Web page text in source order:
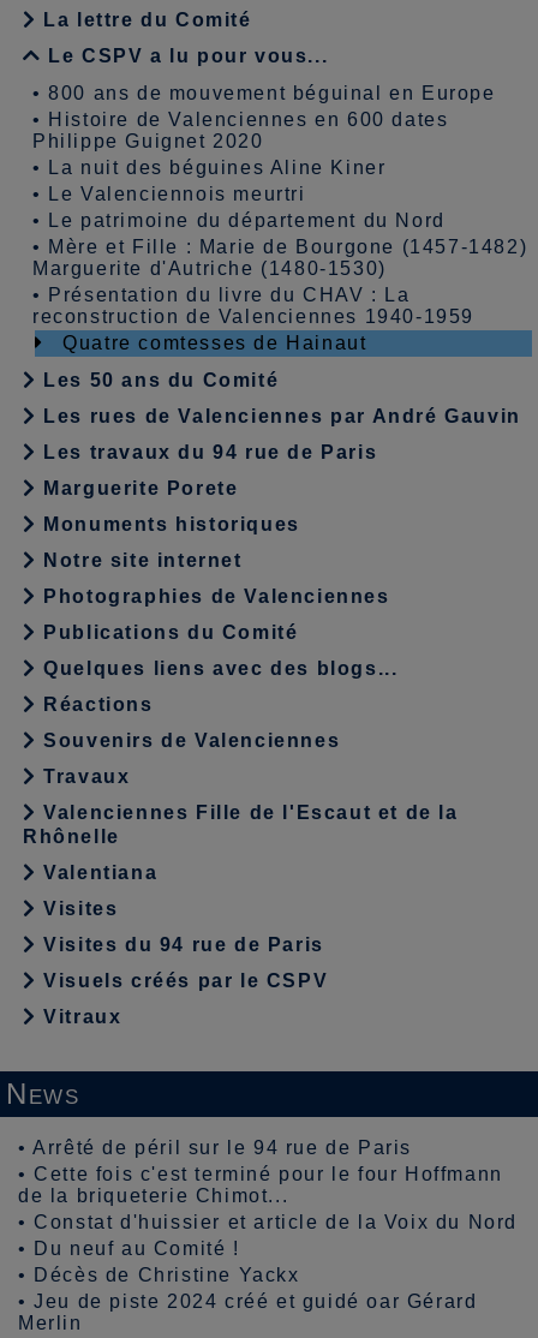
La lettre du Comité
Le CSPV a lu pour vous...
•800 ans de mouvement béguinal en Europe
•
Histoire de Valenciennes en 600 dates
Philippe Guignet 2020
•
La nuit des béguines Aline Kiner
•
Le Valenciennois meurtri
•
Le patrimoine du département du Nord
• Mère et Fille : Marie de Bourgone (1457-1482)
Marguerite d'Autriche (1480-1530)
•
Présentation du livre du CHAV : La
reconstruction de Valenciennes 1940-1959
Quatre comtesses de Hainaut
Les 50 ans du Comité
Les rues de Valenciennes par André Gauvin
Les travaux du 94 rue de Paris
Marguerite Porete
Monuments historiques
Notre site internet
Photographies de Valenciennes
Publications du Comité
Quelques liens avec des blogs...
Réactions
Souvenirs de Valenciennes
Travaux
Valenciennes Fille de l'Escaut et de la
Rhônelle
Valentiana
Visites
Visites du 94 rue de Paris
Visuels créés par le CSPV
Vitraux
News
•Arrêté de péril sur le 94 rue de Paris
• Cette fois c'est terminé pour le four Hoffmann
de la briqueterie Chimot...
• Constat d'huissier et article de la Voix du Nord
•
Du neuf au Comité !
•
Décès de Christine Yackx
•Jeu de piste 2024 créé et guidé oar Gérard
Merlin